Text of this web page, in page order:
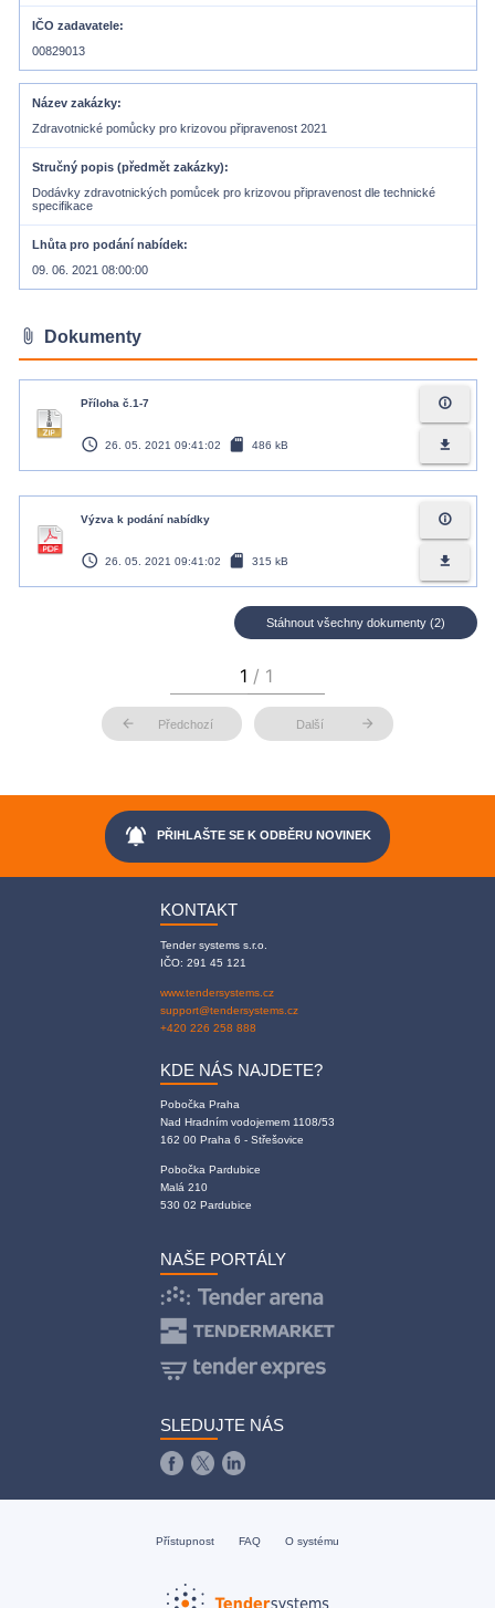
IČO zadavatele
00829013
Název zakázky
Zdravotnické pomůcky pro krizovou připravenost 2021
Stručný popis (předmět zakázky)
Dodávky zdravotnických pomůcek pro krizovou připravenost dle technické
specifikace
Lhůta pro podání nabídek
09. 06. 2021 08:00:00
attach_file Dokumenty
Příloha č.1-7
access_time 26. 05. 2021 09:41:02 sd_card 486 kB
info_outline
file_download
Výzva k podání nabídky
access_time 26. 05. 2021 09:41:02 sd_card 315 kB
info_outline
file_download
Stáhnout všechny dokumenty (2)
arrow_back Předchozí Další arrow_forward
notifications_active PŘIHLAŠTE SE K ODBĚRU NOVINEK
KONTAKT
Tender systems s.r.o.
IČO: 291 45 121
www.tendersystems.cz
support@tendersystems.cz
+420 226 258 888
KDE NÁS NAJDETE?
Pobočka Praha
Nad Hradním vodojemem 1108/53
162 00 Praha 6 - Střešovice
Pobočka Pardubice
Malá 210
530 02 Pardubice
NAŠE PORTÁLY
SLEDUJTE NÁS
Přístupnost FAQ O systému